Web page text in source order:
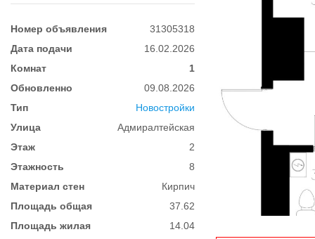
Номер объявления
31305318
Дата подачи
16.02.2026
Комнат
1
Обновленно
09.08.2026
Тип
Новостройки
Улица
Адмиралтейская
Этаж
2
Этажность
8
Материал стен
Кирпич
Площадь общая
37.62
Площадь жилая
14.04